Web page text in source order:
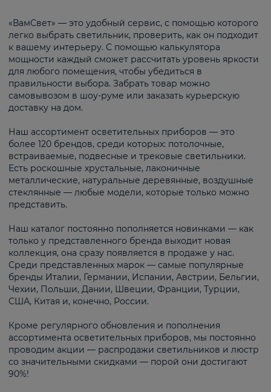
«ВамСвет» — это удобный сервис, с помощью которого
легко выбрать светильник, проверить, как он подходит
к вашему интерьеру. С помощью калькулятора
мощности каждый сможет рассчитать уровень яркости
для любого помещения, чтобы убедиться в
правильности выбора. Забрать товар можно
самовывозом в шоу-руме или заказать курьерскую
доставку на дом.
Наш ассортимент осветительных приборов — это
более 120 брендов, среди которых: потолочные,
встраиваемые, подвесные и трековые светильники.
Есть роскошные хрустальные, лаконичные
металлические, натуральные деревянные, воздушные
стеклянные — любые модели, которые только можно
представить.
Наш каталог постоянно пополняется новинками — как
только у представленного бренда выходит новая
коллекция, она сразу появляется в продаже у нас.
Среди представленных марок — самые популярные
бренды Италии, Германии, Испании, Австрии, Бельгии,
Чехии, Польши, Дании, Швеции, Франции, Турции,
США, Китая и, конечно, России.
Кроме регулярного обновления и пополнения
ассортимента осветительных приборов, мы постоянно
проводим акции — распродажи светильников и люстр
со значительными скидками — порой они достигают
90%!